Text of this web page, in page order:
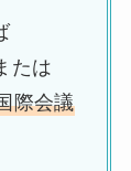
たは
際会議